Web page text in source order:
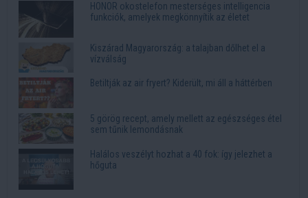
HONOR okostelefon mesterséges intelligencia
funkciók, amelyek megkönnyítik az életet
Kiszárad Magyarország: a talajban dőlhet el a
vízválság
Betiltják az air fryert? Kiderült, mi áll a háttérben
5 görög recept, amely mellett az egészséges étel
sem tűnik lemondásnak
Halálos veszélyt hozhat a 40 fok: így jelezhet a
hőguta